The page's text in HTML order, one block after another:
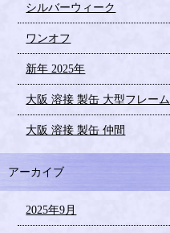
シルバーウィーク
ワンオフ
新年 2025年
大阪 溶接 製缶 大型フレーム
大阪 溶接 製缶 仲間
アーカイブ
2025年9月